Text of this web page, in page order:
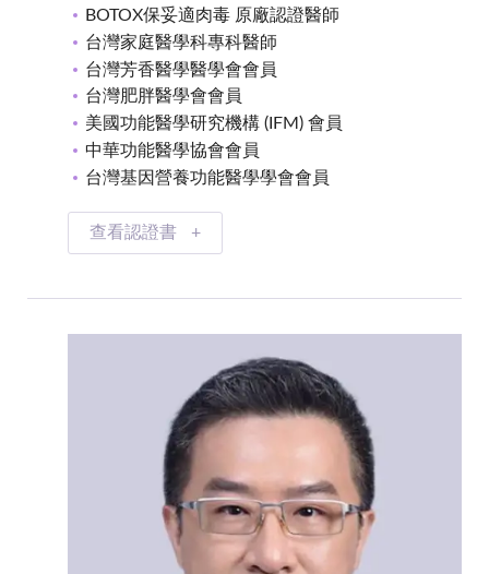
BOTOX保妥適肉毒 原廠認證醫師
台灣家庭醫學科專科醫師
台灣芳香醫學醫學會會員
台灣肥胖醫學會會員
美國功能醫學研究機構 (IFM) 會員
中華功能醫學協會會員
台灣基因營養功能醫學學會會員
查看認證書